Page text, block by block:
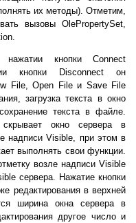
их методы). Отметим,
вызовы OlePropertySet,
кнопки Connect
кнопки Disconnect он
File, Open File и Save File
загрузка текста в окно
текста в файле.
окно сервера в
надписи Visible, при этом в
выполнять свои функции.
возле надписи Visible
сервера. Нажатие кнопки
редактирования в верхней
ширина окна сервера в
другое число и